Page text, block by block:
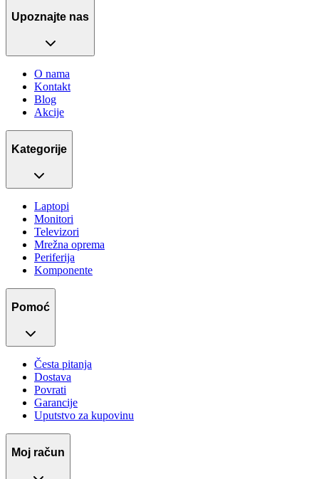
Upoznajte nas
O nama
Kontakt
Blog
Akcije
Kategorije
Laptopi
Monitori
Televizori
Mrežna oprema
Periferija
Komponente
Pomoć
Česta pitanja
Dostava
Povrati
Garancije
Uputstvo za kupovinu
Moj račun